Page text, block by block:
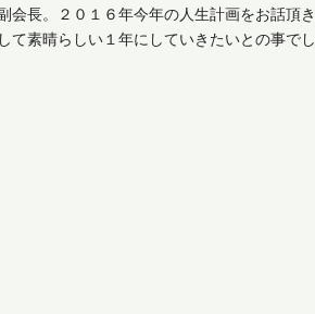
会長。２０１６年今年の人生計画をお話頂
素晴らしい１年にしていきたいとの事でし